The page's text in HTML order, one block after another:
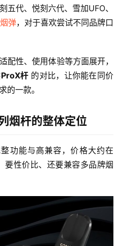
五代、悦刻六代、雪加UFO、
烟弹，对于喜欢尝试不同品牌口
配性、使用体验等方面展开，
杆 的对比，让你能在同价
的一款。
烟杆的整体定位
功能与高兼容，价格大约在
要性价比、还要兼容多品牌烟